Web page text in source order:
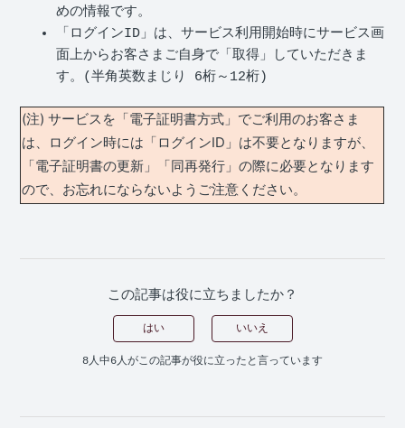
めの情報です。
「ログインID」は、サービス利用開始時にサービス画
面上からお客さまご自身で「取得」していただきま
す。(半角英数まじり 6桁～12桁)
(注) サービスを「電子証明書方式」でご利用のお客さま
は、ログイン時には「ログインID」は不要となりますが、
「電子証明書の更新」「同再発行」の際に必要となります
ので、お忘れにならないようご注意ください。
この記事は役に立ちましたか？
はい いいえ
8人中6人がこの記事が役に立ったと言っています